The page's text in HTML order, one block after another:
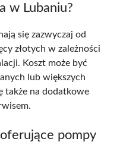
w Lubaniu?
się zazwyczaj od
złotych w zależności
Koszt może być
lub większych
także na dodatkowe
pompy